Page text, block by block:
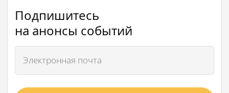
Подпишитесь
на анонсы событий